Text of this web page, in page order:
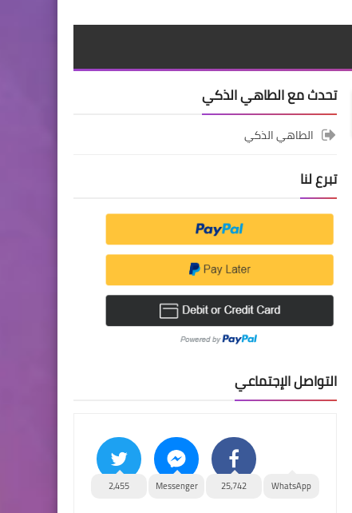
تحدث مع الطاهي الذكي
الطاهي الذكي
تبرع لنا
التواصل الإجتماعي
WhatsApp
25,742
Messenger
2,455